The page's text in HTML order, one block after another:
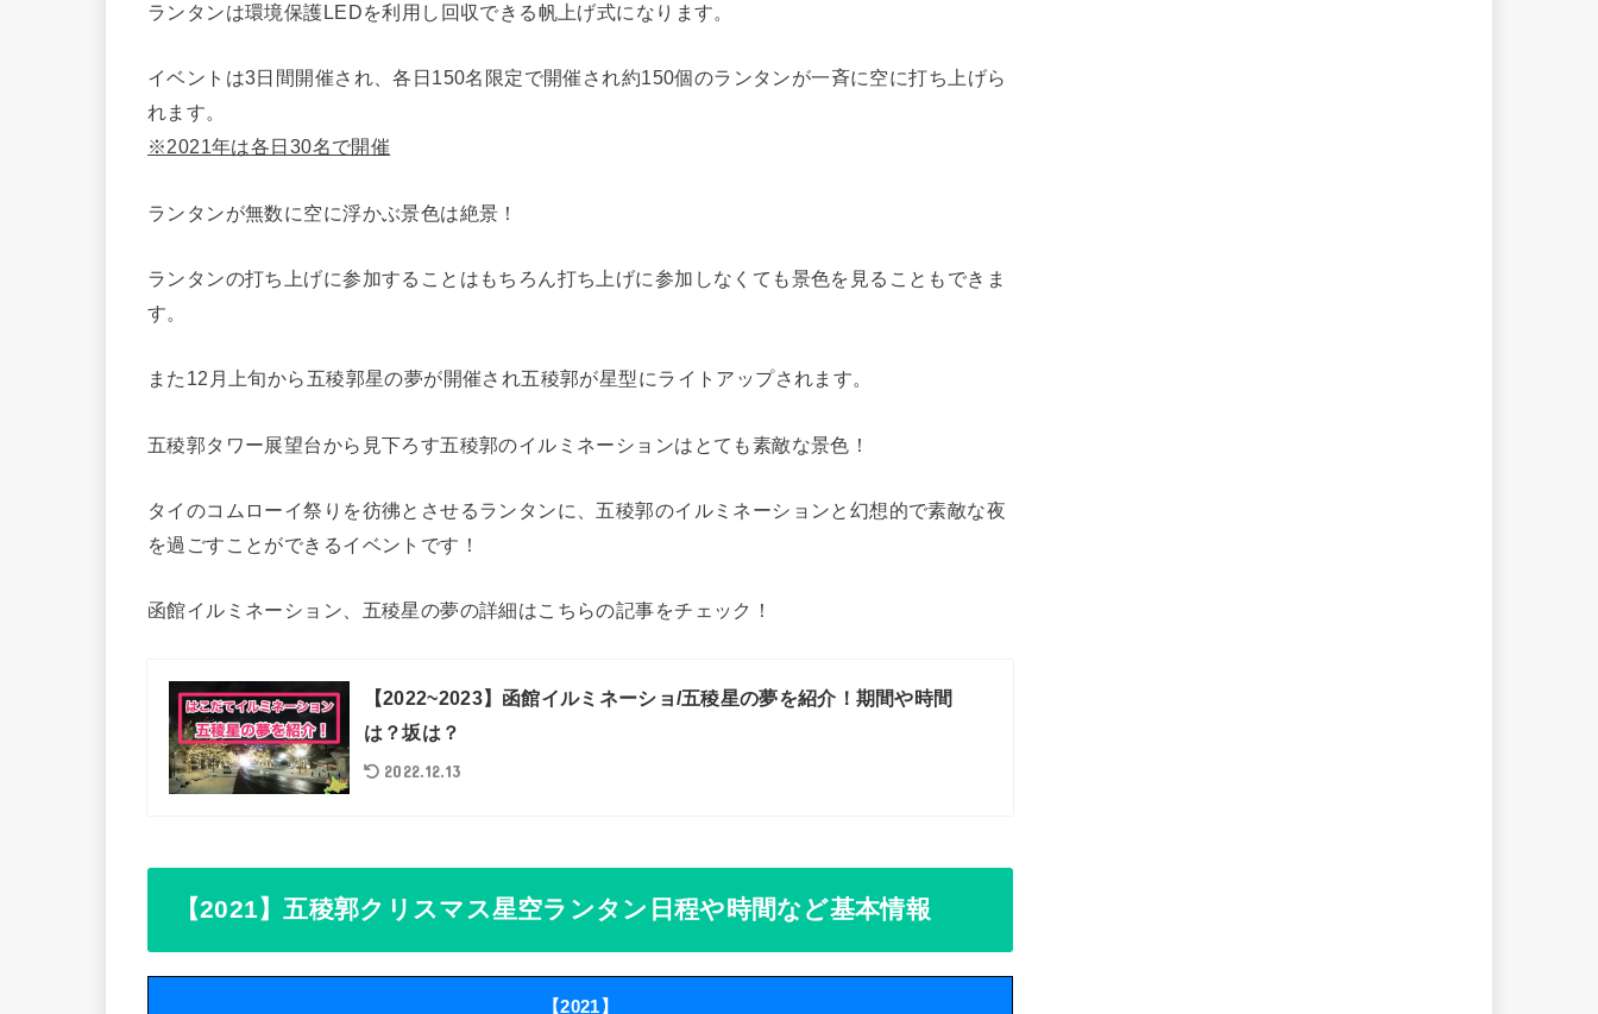
ランタンは環境保護LEDを利用し回収できる帆上げ式になります。
イベントは3日間開催され、各日150名限定で開催され約150個のランタンが一斉に空に打ち上げら
れます。
※2021年は各日30名で開催
ランタンが無数に空に浮かぶ景色は絶景！
ランタンの打ち上げに参加することはもちろん打ち上げに参加しなくても景色を見ることもできま
す。
また12月上旬から五稜郭星の夢が開催され五稜郭が星型にライトアップされます。
五稜郭タワー展望台から見下ろす五稜郭のイルミネーションはとても素敵な景色！
タイのコムローイ祭りを彷彿とさせるランタンに、五稜郭のイルミネーションと幻想的で素敵な夜
を過ごすことができるイベントです！
函館イルミネーション、五稜星の夢の詳細はこちらの記事をチェック！
【2022~2023】函館イルミネーショ/五稜星の夢を紹介！期間や時間
は？坂は？
2022.12.13
【2021】五稜郭クリスマス星空ランタン日程や時間など基本情報
【2021】